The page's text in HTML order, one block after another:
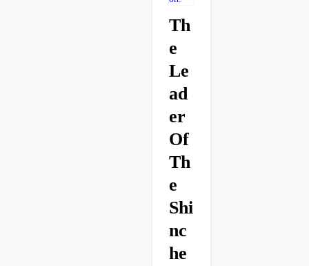
Th
E
Le
Ad
Er
Of
Th
E
Shi
Nc
He